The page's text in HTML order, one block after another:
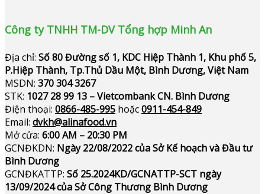
Công ty TNHH TM-DV Tổng hợp Minh An
Địa chỉ: Số 80 Đường số 1, KDC Hiệp Thành 1, Khu phố 5,
P.Hiệp Thành, Tp.Thủ Dầu Một, Bình Dương, Việt Nam
MSDN: 370 304 3267
STK: 1027 28 99 13 – Vietcombank CN. Bình Dương
Điện thoại: 0866-485-995 hoặc0911-454-849
Email: dvkh@alinafood.vn
Mở cửa: 6:00 AM – 20:30 PM
GCNĐKDN: Ngày 22/08/2022 của Sở Kế hoạch và Đầu tư
Bình Dương
GCNĐKATTP: Số 25.2024KD/GCNATTP-SCT ngày
13/09/2024 của Sở Công Thương Bình Dương